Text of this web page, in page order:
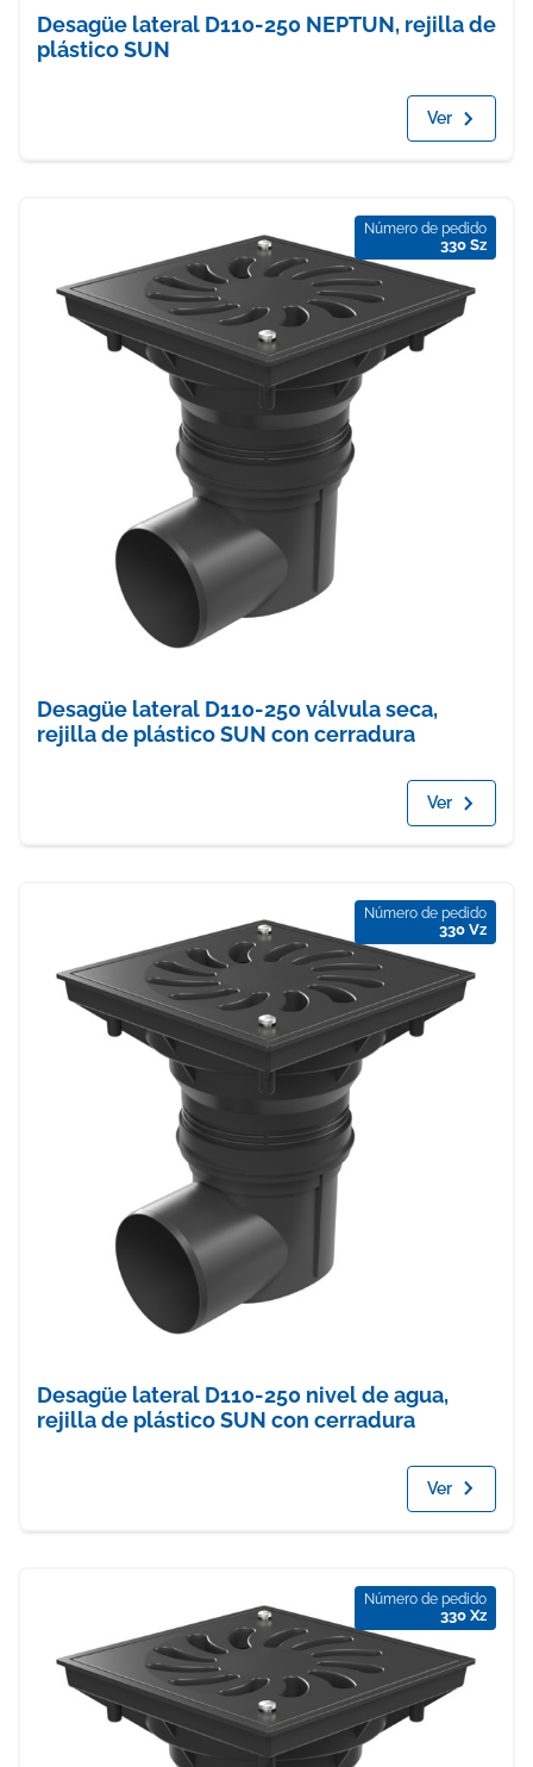
Desagüe lateral D110-250 NEPTUN, rejilla de
plástico SUN
Ver
Número de pedido
330 Sz
Desagüe lateral D110-250 válvula seca,
rejilla de plástico SUN con cerradura
Ver
Número de pedido
330 Vz
Desagüe lateral D110-250 nivel de agua,
rejilla de plástico SUN con cerradura
Ver
Número de pedido
330 Xz